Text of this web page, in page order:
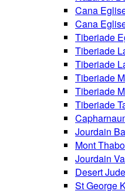
Cana
Cana
Tiberiade
Tiberiade
Tiberiade
Tiberiade
Tiberiade
Tiberiade
Jourdain
Mont
Jourdain
Desert
St George